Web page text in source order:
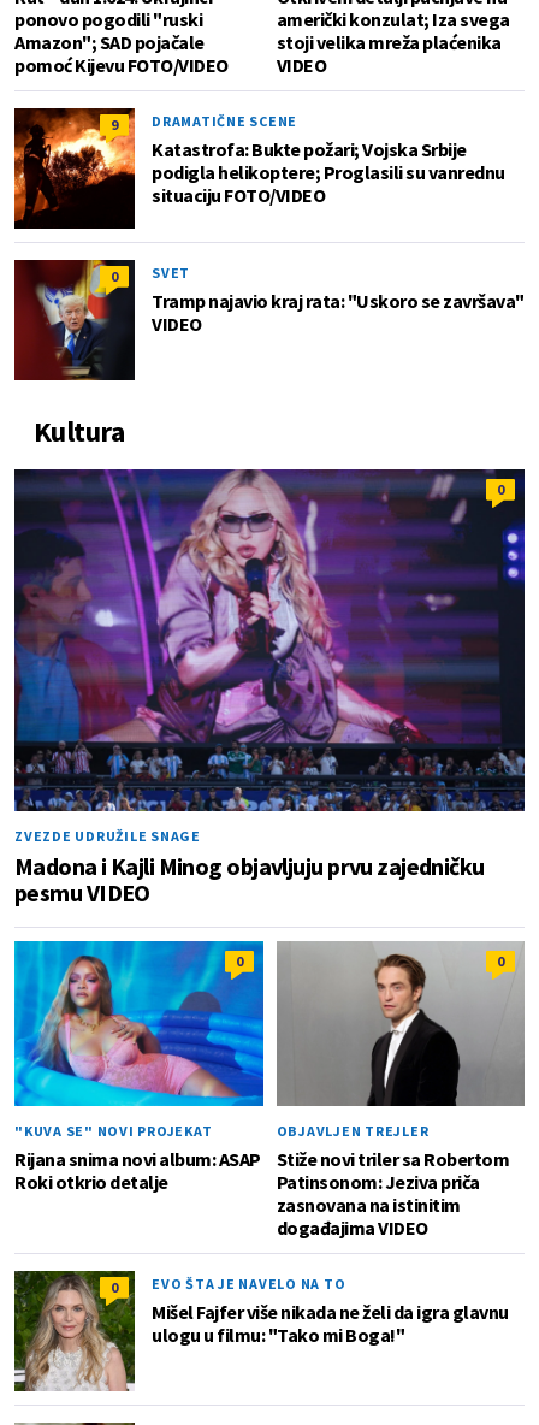
ponovo pogodili "ruski
Amazon"; SAD pojačale
pomoć Kijevu FOTO/VIDEO
američki konzulat; Iza svega
stoji velika mreža plaćenika
VIDEO
9 DRAMATIČNE SCENE
Katastrofa: Bukte požari; Vojska Srbije
podigla helikoptere; Proglasili su vanrednu
situaciju FOTO/VIDEO
0 SVET
Tramp najavio kraj rata: "Uskoro se završava"
VIDEO
Kultura
0
ZVEZDE UDRUŽILE SNAGE
Madona i Kajli Minog objavljuju prvu zajedničku
pesmu VIDEO
0
"KUVA SE" NOVI PROJEKAT
Rijana snima novi album: ASAP
Roki otkrio detalje
0
OBJAVLJEN TREJLER
Stiže novi triler sa Robertom
Patinsonom: Jeziva priča
zasnovana na istinitim
događajima VIDEO
0 EVO ŠTA JE NAVELO NA TO
Mišel Fajfer više nikada ne želi da igra glavnu
ulogu u filmu: "Tako mi Boga!"